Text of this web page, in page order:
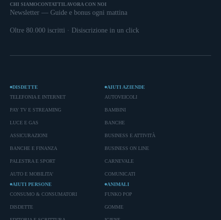
CHI SIAMOCONTATTI LAVORA CON NOI
Newsletter — Guide e bonus ogni mattina
Oltre 80.000 iscritti · Disiscrizione in un click
DISDETTE
TELEFONIA E INTERNET
PAY TV E STREAMING
LUCE E GAS
ASSICURAZIONI
BANCHE E FINANZA
PALESTRA E SPORT
AUTO E MOBILITA'
AIUTI AZIENDE
AUTOVEICOLI
BAMBINI
BANCHE
BUSINESS E ATTIVITÀ
BUSINESS ON LINE
CARNEVALE
COMUNICATI
AIUTI PERSONE
CONSUMO & CONSUMATORI
DISDETTE
ANIMALI
FUNKO POP
GOMME